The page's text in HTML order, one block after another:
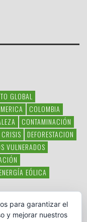
GLOBAL
COLOMBIA
CONTAMINACIÓN
CRISIS
DEFORESTACION
VULNERADOS
ENERGÍA EÓLICA
MÉXICO
para garantizar el
y mejorar nuestros